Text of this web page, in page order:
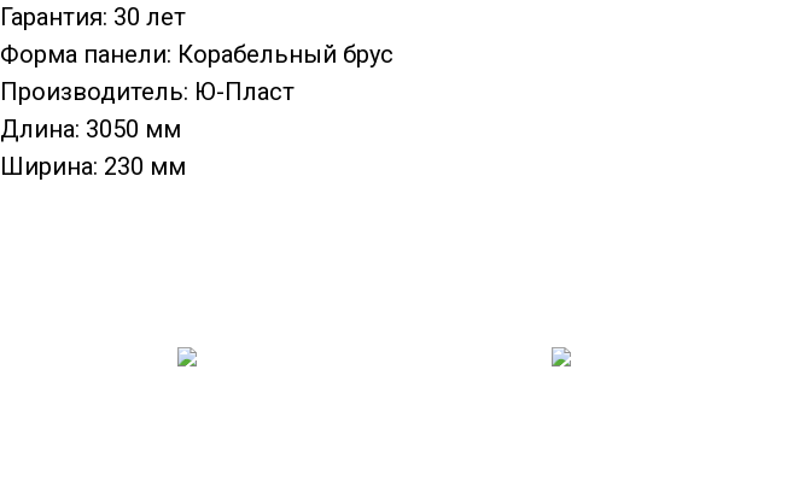
Гарантия: 30 лет
Форма панели: Корабельный брус
Производитель: Ю-Пласт
Длина: 3050 мм
Ширина: 230 мм